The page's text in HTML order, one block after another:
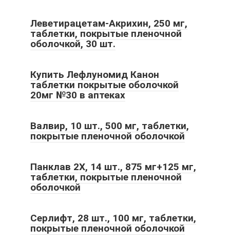
Леветирацетам-Акрихин, 250 мг,
таблетки, покрытые пленочной
оболочкой, 30 шт.
Купить Лефлуномид Канон
таблетки покрытые оболочкой
20мг №30 в аптеках
Валвир, 10 шт., 500 мг, таблетки,
покрытые пленочной оболочкой
Панклав 2Х, 14 шт., 875 мг+125 мг,
таблетки, покрытые пленочной
оболочкой
Серлифт, 28 шт., 100 мг, таблетки,
покрытые пленочной оболочкой